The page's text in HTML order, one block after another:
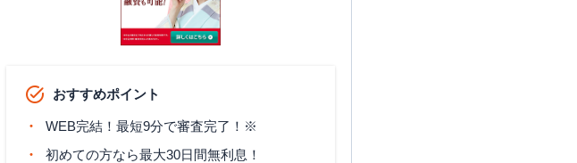
おすすめポイント
WEB完結！最短9分で審査完了！※
初めての方なら最大30日間無利息！